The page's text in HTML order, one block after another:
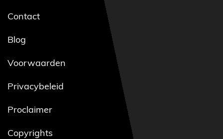
Contact
Blog
Voorwaarden
Privacybeleid
Proclaimer
Copyrights